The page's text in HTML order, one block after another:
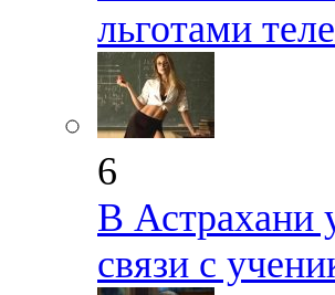
льготами
6
В Астрахани
связи с